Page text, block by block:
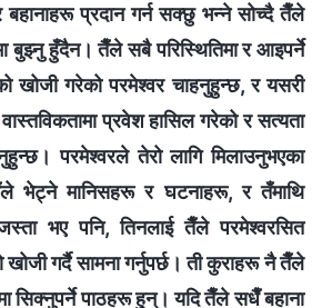
प्रदान गर्न सक्छु भन्‍ने सोच्दै तैँले
बुझ्‍नु हुँदैन। तैँले सबै परिस्थितिमा र आइपर्ने
खोजी गरेको परमेश्‍वर चाहनुहुन्छ, र यसरी
प्रवेश हासिल गरेको र सत्यता
परमेश्‍वरले तेरो लागि मिलाउनुभएका
भेट्ने मानिसहरू र घटनाहरू, र तँमाथि
भए पनि, तिनलाई तैँले परमेश्‍वरसित
खोजी गर्दै सामना गर्नुपर्छ। ती कुराहरू नै तैँले
सिक्‍नुपर्ने पाठहरू हुन्। यदि तैँले सधैँ बहाना